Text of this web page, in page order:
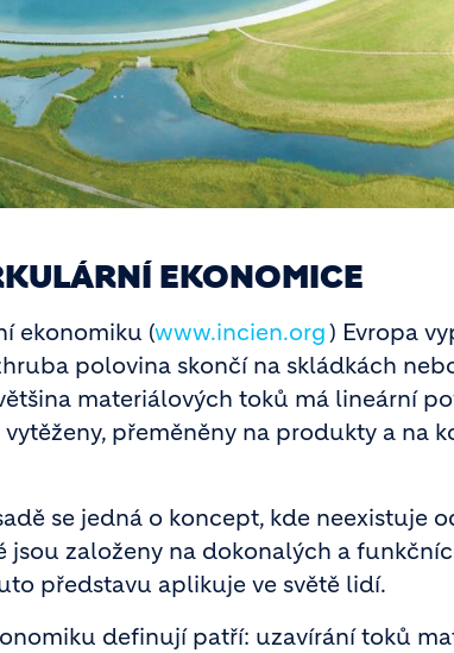
EKONOMICE
ekonomiku (www.incien.org) Evropa
polovina skončí na skládkách
materiálových toků má lineární
přeměněny na produkty a na
se jedná o koncept, kde neexistuje
jsou založeny na dokonalých a
představu aplikuje ve světě lidí.
definují patří: uzavírání toků